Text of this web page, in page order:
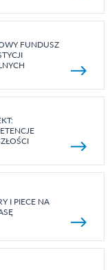
FUNDUSZ
I PIECE NA